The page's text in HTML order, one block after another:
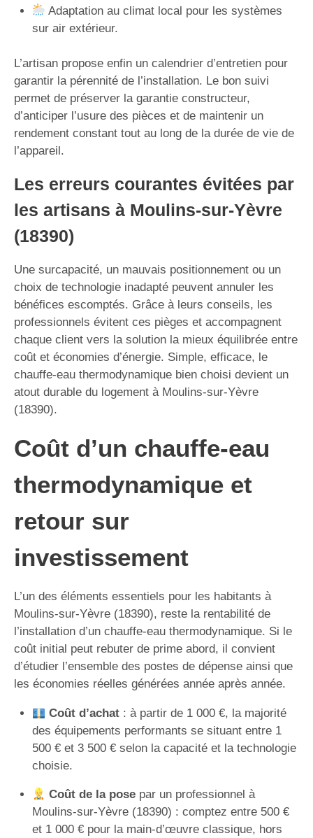
Adaptation au climat local pour les systèmes
sur air extérieur.
L’artisan propose enfin un calendrier d’entretien pour
garantir la pérennité de l’installation. Le bon suivi
permet de préserver la garantie constructeur,
d’anticiper l’usure des pièces et de maintenir un
rendement constant tout au long de la durée de vie de
l’appareil.
Les erreurs courantes évitées par
les artisans à Moulins-sur-Yèvre
(18390)
Une surcapacité, un mauvais positionnement ou un
choix de technologie inadapté peuvent annuler les
bénéfices escomptés. Grâce à leurs conseils, les
professionnels évitent ces pièges et accompagnent
chaque client vers la solution la mieux équilibrée entre
coût et économies d’énergie. Simple, efficace, le
chauffe-eau thermodynamique bien choisi devient un
atout durable du logement à Moulins-sur-Yèvre
(18390).
Coût d’un chauffe-eau
thermodynamique et
retour sur
investissement
L’un des éléments essentiels pour les habitants à
Moulins-sur-Yèvre (18390), reste la rentabilité de
l’installation d’un chauffe-eau thermodynamique. Si le
coût initial peut rebuter de prime abord, il convient
d’étudier l’ensemble des postes de dépense ainsi que
les économies réelles générées année après année.
Coût d’achat: à partir de 1 000 €, la majorité
des équipements performants se situant entre 1
500 € et 3 500 € selon la capacité et la technologie
choisie.
Coût de la posepar un professionnel à
Moulins-sur-Yèvre (18390) : comptez entre 500 €
et 1 000 € pour la main-d’œuvre classique, hors